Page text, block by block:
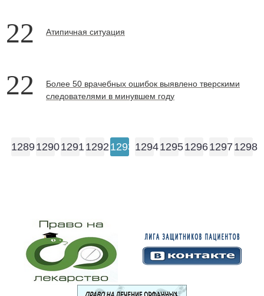
22 Атипичная ситуация
22
Более 50 врачебных ошибок выявлено тверскими
следователями в минувшем году
128912901291 1292 1293 1294129512961297 1298